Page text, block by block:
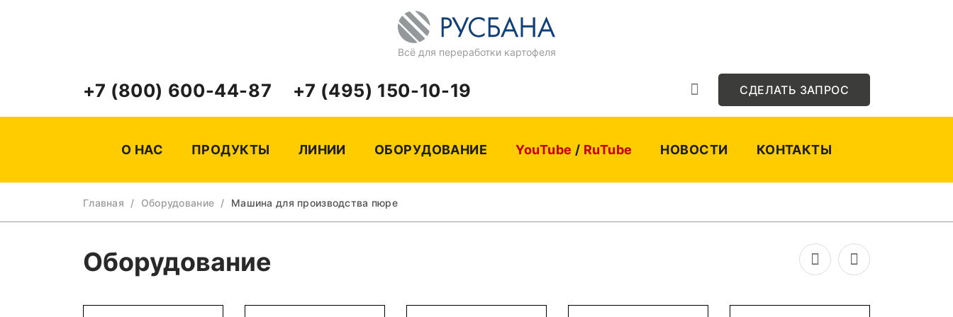
Всё для переработки картофеля
+7 (800) 600-44-87 +7 (495) 150-10-19 СДЕЛАТЬ ЗАПРОС
О НАС ПРОДУКТЫ ЛИНИИ ОБОРУДОВАНИЕ YouTube / RuTube НОВОСТИ КОНТАКТЫ
Главная / Оборудование / Машина для производства пюре
Оборудование